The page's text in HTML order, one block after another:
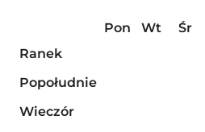
Pon Wt Śr
Ranek
Popołudnie
Wieczór